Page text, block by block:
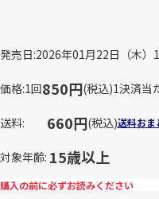
発売日 2026年01月22日（木）
価格 1回850円(税込)1決済当
送料 660円(税込)送料おま
対象年齢 15歳以上
購入の前に必ずお読みください